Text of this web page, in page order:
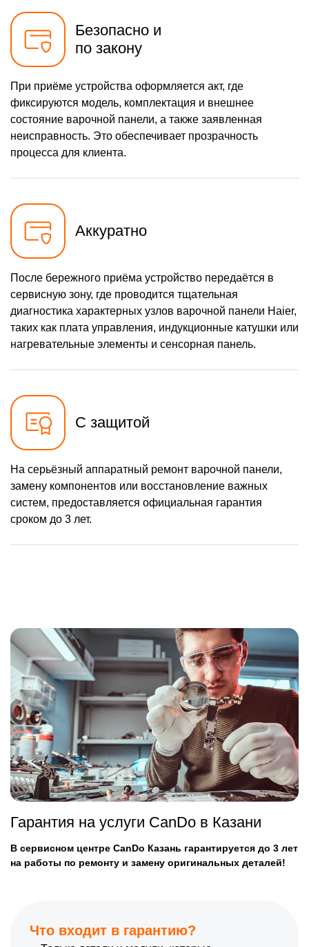
Безопасно и
по закону
При приёме устройства оформляется акт, где
фиксируются модель, комплектация и внешнее
состояние варочной панели, а также заявленная
неисправность. Это обеспечивает прозрачность
процесса для клиента.
Аккуратно
После бережного приёма устройство передаётся в
сервисную зону, где проводится тщательная
диагностика характерных узлов варочной панели Haier,
таких как плата управления, индукционные катушки или
нагревательные элементы и сенсорная панель.
С защитой
На серьёзный аппаратный ремонт варочной панели,
замену компонентов или восстановление важных
систем, предоставляется официальная гарантия
сроком до 3 лет.
Гарантия на услуги CanDo в Казани
В сервисном центре CanDo Казань гарантируется до 3 лет
на работы по ремонту и замену оригинальных деталей!
Что входит в гарантию?